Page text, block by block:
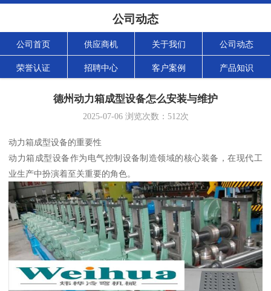
公司动态
公司首页 供应商机 关于我们 公司动态
荣誉认证 招聘中心 客户案例 产品知识
德州动力箱成型设备怎么安装与维护
2025-07-06浏览次数： 512次
动力箱成型设备的重要性
动力箱成型设备作为电气控制设备制造领域的核心装备，在现代工
业生产中扮演着至关重要的角色。